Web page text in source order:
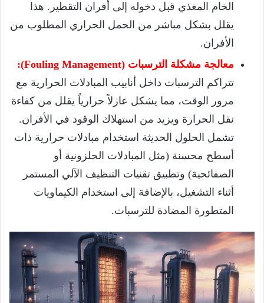
الخام المغذي قبل دخوله إلى أفران التقطير. هذا
يقلل بشكل مباشر من الحمل الحراري المطلوب من
الأفران.
معالجة مشكلة الترسبات (Fouling Management):
تتراكم الترسبات داخل أنابيب المبادلات الحرارية مع
مرور الوقت، مما يشكل عازلاً حرارياً يقلل من كفاءة
نقل الحرارة ويزيد من استهلاك الوقود في الأفران.
تشمل الحلول الحديثة استخدام مبادلات حرارية ذات
أسطح محسنة (مثل المبادلات الحلزونية أو
الصفائحية) وتطبيق تقنيات التنظيف الآلي المستمر
أثناء التشغيل، بالإضافة إلى استخدام الكيماويات
المتطورة المضادة للترسبات.